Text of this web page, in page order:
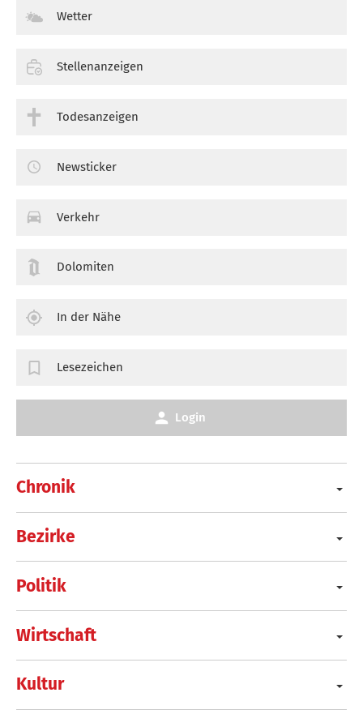
Chronik
Bezirke
Politik
Wirtschaft
Kultur
Wetter
Stellenanzeigen
Todesanzeigen
Newsticker
Verkehr
Dolomiten
In der Nähe
Lesezeichen
Login